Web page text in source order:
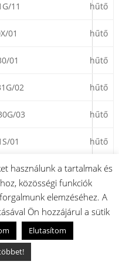
11 hűtő
01 hűtő
01 hűtő
02 hűtő
03 hűtő
01 hűtő
06 hűtő
01 hűtő
06
05
használunk a tartalmak és
közösségi funkciók
elemzéséhez. A
Ön hozzájárul a sütik
Elutasítom